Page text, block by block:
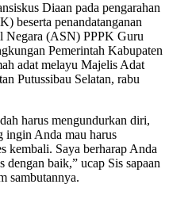
Diaan pada pengarahan
beserta penandatanganan
Negara (ASN) PPPK Guru
Pemerintah Kabupaten
adat melayu Majelis Adat
Putussibau Selatan, rabu
harus mengundurkan diri,
ingin Anda mau harus
kembali. Saya berharap Anda
dengan baik,” ucap Sis sapaan
sambutannya.